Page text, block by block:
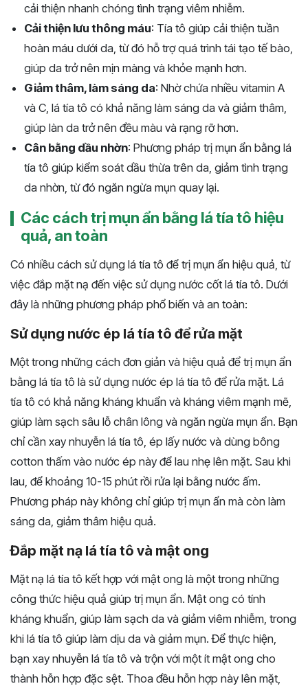
cải thiện nhanh chóng tình trạng viêm nhiễm.
Cải thiện lưu thông máu: Tía tô giúp cải thiện tuần
hoàn máu dưới da, từ đó hỗ trợ quá trình tái tạo tế bào,
giúp da trở nên mịn màng và khỏe mạnh hơn.
Giảm thâm, làm sáng da: Nhờ chứa nhiều vitamin A
và C, lá tía tô có khả năng làm sáng da và giảm thâm,
giúp làn da trở nên đều màu và rạng rỡ hơn.
Cân bằng dầu nhờn: Phương pháp trị mụn ẩn bằng lá
tía tô giúp kiểm soát dầu thừa trên da, giảm tình trạng
da nhờn, từ đó ngăn ngừa mụn quay lại.
Các cách trị mụn ẩn bằng lá tía tô hiệu
quả, an toàn
Có nhiều cách sử dụng lá tía tô để trị mụn ẩn hiệu quả, từ
việc đắp mặt nạ đến việc sử dụng nước cốt lá tía tô. Dưới
đây là những phương pháp phổ biến và an toàn:
Sử dụng nước ép lá tía tô để rửa mặt
Một trong những cách đơn giản và hiệu quả để trị mụn ẩn
bằng lá tía tô là sử dụng nước ép lá tía tô để rửa mặt. Lá
tía tô có khả năng kháng khuẩn và kháng viêm mạnh mẽ,
giúp làm sạch sâu lỗ chân lông và ngăn ngừa mụn ẩn. Bạn
chỉ cần xay nhuyễn lá tía tô, ép lấy nước và dùng bông
cotton thấm vào nước ép này để lau nhẹ lên mặt. Sau khi
lau, để khoảng 10-15 phút rồi rửa lại bằng nước ấm.
Phương pháp này không chỉ giúp trị mụn ẩn mà còn làm
sáng da, giảm thâm hiệu quả.
Đắp mặt nạ lá tía tô và mật ong
Mặt nạ lá tía tô kết hợp với mật ong là một trong những
công thức hiệu quả giúp trị mụn ẩn. Mật ong có tính
kháng khuẩn, giúp làm sạch da và giảm viêm nhiễm, trong
khi lá tía tô giúp làm dịu da và giảm mụn. Để thực hiện,
bạn xay nhuyễn lá tía tô và trộn với một ít mật ong cho
thành hỗn hợp đặc sệt. Thoa đều hỗn hợp này lên mặt,